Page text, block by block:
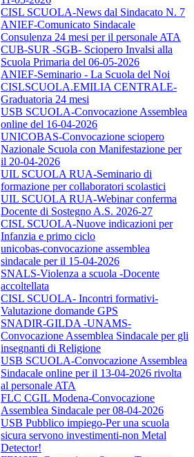
CISL SCUOLA-News dal Sindacato N. 7
ANIEF-Comunicato Sindacale
Consulenza 24 mesi per il personale ATA
CUB-SUR -SGB- Sciopero Invalsi alla
Scuola Primaria del 06-05-2026
ANIEF-Seminario - La Scuola del Noi
CISLSCUOLA.EMILIA CENTRALE-
Graduatoria 24 mesi
USB SCUOLA-Convocazione Assemblea
online del 16-04-2026
UNICOBAS-Convocazione sciopero
Nazionale Scuola con Manifestazione per
il 20-04-2026
UIL SCUOLA RUA-Seminario di
formazione per collaboratori scolastici
UIL SCUOLA RUA-Webinar conferma
Docente di Sostegno A.S. 2026-27
CISL SCUOLA-Nuove indicazioni per
Infanzia e primo ciclo
unicobas-convocazione assemblea
sindacale per il 15-04-2026
SNALS-Violenza a scuola -Docente
accoltellata
CISL SCUOLA- Incontri formativi-
Valutazione domande GPS
SNADIR-GILDA -UNAMS-
Convocazione Assemblea Sindacale per gli
insegnanti di Religione
USB SCUOLA-Convocazione Assemblea
Sindacale online per il 13-04-2026 rivolta
al personale ATA
FLC CGIL Modena-Convocazione
Assemblea Sindacale per 08-04-2026
USB Pubblico impiego-Per una scuola
sicura servono investimenti-non Metal
Detector!